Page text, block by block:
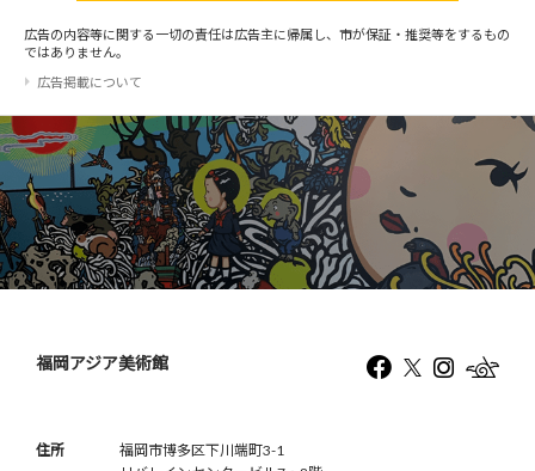
広告の内容等に関する一切の責任は広告主に帰属し、市が保証・推奨等をするもの
ではありません。
広告掲載について
福岡アジア美術館
住所
福岡市博多区下川端町3-1